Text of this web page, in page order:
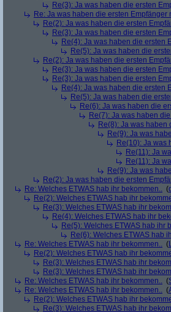
Re(3): Ja was haben die ersten
Re: Ja was haben die ersten Empfänger
Re(2): Ja was haben die ersten
Re(3): Ja was haben die ersten
Re(4): Ja was haben die ersten
Re(5): Ja was haben die
Re(2): Ja was haben die ersten
Re(3): Ja was haben die ersten
Re(3): Ja was haben die ersten
Re(4): Ja was haben die ersten
Re(5): Ja was haben die
Re(6): Ja was haben die
Re(7): Ja was haben
Re(8): Ja was haben
Re(9): Ja was
Re(10): Ja was
Re(11): Ja
Re(11): Ja
Re(9): Ja was
Re(2): Ja was haben die ersten
Re: Welches ETWAS hab ihr bekommen.. (
Re(2): Welches ETWAS hab ihr
Re(3): Welches ETWAS hab ihr
Re(4): Welches ETWAS hab ihr
Re(5): Welches ETWAS hab ihr
Re(6): Welches ETWAS hab
Re: Welches ETWAS hab ihr bekommen.. (
Re(2): Welches ETWAS hab ihr
Re(3): Welches ETWAS hab ihr
Re(3): Welches ETWAS hab ihr
Re: Welches ETWAS hab ihr bekommen.. (
Re: Welches ETWAS hab ihr bekommen.. (
Re(2): Welches ETWAS hab ihr
Re(3): Welches ETWAS hab ihr